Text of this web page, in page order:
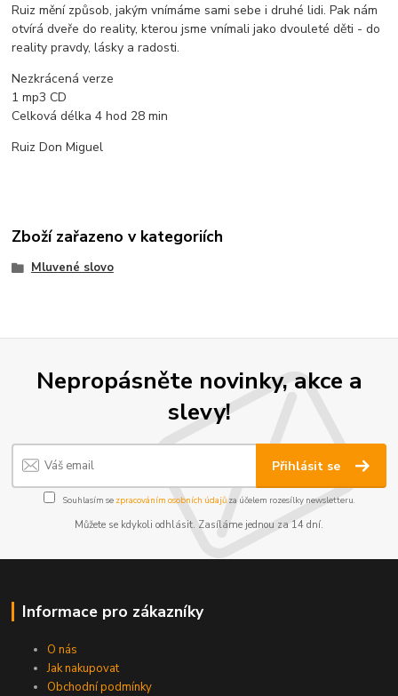
Ruiz mění způsob, jakým vnímáme sami sebe i druhé lidi. Pak nám
otvírá dveře do reality, kterou jsme vnímali jako dvouleté děti - do
reality pravdy, lásky a radosti.
Nezkrácená verze
1 mp3 CD
Celková délka 4 hod 28 min
Ruiz Don Miguel
Zboží zařazeno v kategoriích
Mluvené slovo
Nepropásněte novinky, akce a
slevy!
Přihlásit se
Souhlasím se zpracováním osobních údajůza účelem rozesílky newsletteru.
Můžete se kdykoli odhlásit. Zasíláme jednou za 14 dní.
Informace pro zákazníky
O nás
Jak nakupovat
Obchodní podmínky